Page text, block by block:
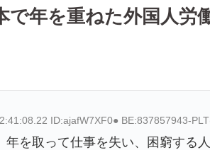
で年を重ねた外国人
ID:ajafW7XF0● BE:837857943-
を取って仕事を失い、困窮する人